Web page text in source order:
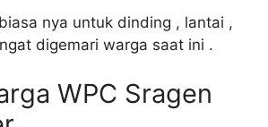
nya untuk dinding , lantai ,
digemari warga saat ini .
WPC Sragen